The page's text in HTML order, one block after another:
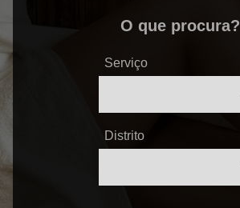
O que procura?
Serviço
Distrito